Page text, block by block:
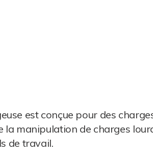
est conçue pour des
la manipulation de charges
de travail.